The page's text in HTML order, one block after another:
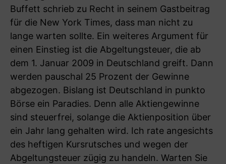
Buffett schrieb zu Recht in seinem Gastbeitrag
für die New York Times, dass man nicht zu
lange warten sollte. Ein weiteres Argument für
einen Einstieg ist die Abgeltungsteuer, die ab
dem 1. Januar 2009 in Deutschland greift. Dann
werden pauschal 25 Prozent der Gewinne
abgezogen. Bislang ist Deutschland in punkto
Börse ein Paradies. Denn alle Aktiengewinne
sind steuerfrei, solange die Aktienposition über
ein Jahr lang gehalten wird. Ich rate angesichts
des heftigen Kursrutsches und wegen der
Abgeltungsteuer zügig zu handeln. Warten Sie